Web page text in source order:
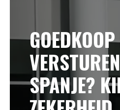
SPANJE?